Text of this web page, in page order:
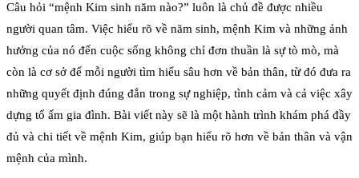
Câu hỏi “mệnh Kim sinh năm nào?” luôn là chủ đề được nhiều
người quan tâm. Việc hiểu rõ về năm sinh, mệnh Kim và những ảnh
hưởng của nó đến cuộc sống không chỉ đơn thuần là sự tò mò, mà
còn là cơ sở để mỗi người tìm hiểu sâu hơn về bản thân, từ đó đưa ra
những quyết định đúng đắn trong sự nghiệp, tình cảm và cả việc xây
dựng tổ ấm gia đình. Bài viết này sẽ là một hành trình khám phá đầy
đủ và chi tiết về mệnh Kim, giúp bạn hiểu rõ hơn về bản thân và vận
mệnh của mình.